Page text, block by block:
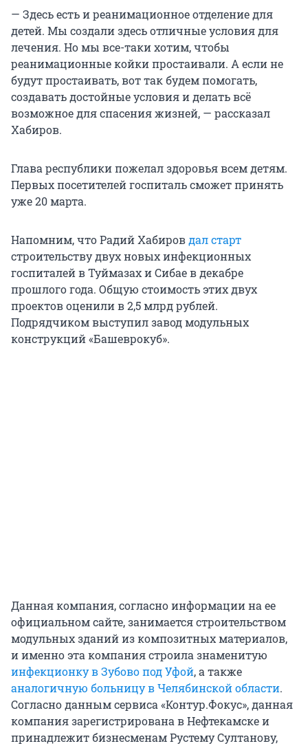
— Здесь есть и реанимационное отделение для
детей. Мы создали здесь отличные условия для
лечения. Но мы все-таки хотим, чтобы
реанимационные койки простаивали. А если не
будут простаивать, вот так будем помогать,
создавать достойные условия и делать всё
возможное для спасения жизней, — рассказал
Хабиров.
Глава республики пожелал здоровья всем детям.
Первых посетителей госпиталь сможет принять
уже 20 марта.
Напомним, что Радий Хабировдал старт
строительству двух новых инфекционных
госпиталей в Туймазах и Сибае в декабре
прошлого года. Общую стоимость этих двух
проектов оценили в 2,5 млрд рублей.
Подрядчиком выступил завод модульных
конструкций «Башеврокуб».
Данная компания, согласно информации на ее
официальном сайте, занимается строительством
модульных зданий из композитных материалов,
и именно эта компания строила знаменитую
инфекционку в Зубово под Уфой, а также
аналогичную больницу в Челябинской области.
Согласно данным сервиса «Контур.Фокус», данная
компания зарегистрирована в Нефтекамске и
принадлежит бизнесменам Рустему Султанову,